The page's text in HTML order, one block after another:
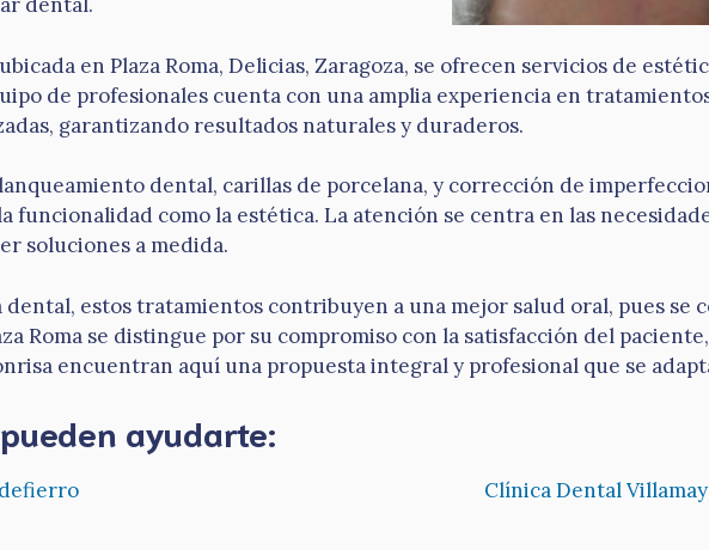
en Plaza Roma, Delicias, Zaragoza, se ofrecen servicios de
de profesionales cuenta con una amplia experiencia en
garantizando resultados naturales y duraderos.
dental, carillas de porcelana, y corrección de
funcionalidad como la estética. La atención se centra en las
soluciones a medida.
dental, estos tratamientos contribuyen a una mejor salud oral, pues
Roma se distingue por su compromiso con la satisfacción del
encuentran aquí una propuesta integral y profesional que se
ayudarte:
Clínica Dental